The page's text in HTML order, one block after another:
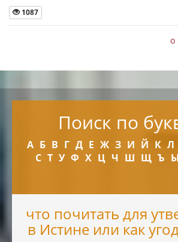
1087
о
Поиск по
А Б В Г Д Е Ж З И Й К Л
С Т У Ф Х Ц Ч Ш Щ Ъ Ы
что почитать для
в Истине или как